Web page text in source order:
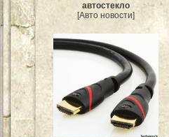
автостекло
[Авто новости]